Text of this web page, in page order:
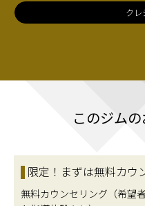
クレ
このジム
限定！まずは無料カウ
無料カウンセリング（希望